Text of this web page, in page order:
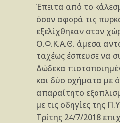
Έπειτα από το
όσον αφορά τις
εξελίχθηκαν στον
Ο.Φ.Κ.Α.Θ. άμεσα
ταχέως έσπευσε να
Δώδεκα
και δύο οχήματα με
απαραίτητο
με τις οδηγίες της
Τρίτης 24/7/2018